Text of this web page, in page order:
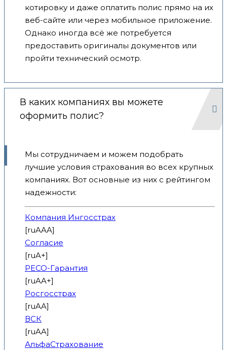
котировку и даже оплатить полис прямо на их
веб-сайте или через мобильное приложение.
Однако иногда всё же потребуется
предоставить оригиналы документов или
пройти технический осмотр.
В каких компаниях вы можете
оформить полис?
Мы сотрудничаем и можем подобрать
лучшие условия страхования во всех крупных
компаниях. Вот основные из них с рейтингом
надежности:
Компания Ингосстрах
[ruAAA]
Согласие
[ruA+]
РЕСО-Гарантия
[ruAA+]
Росгосстрах
[ruAA]
ВСК
[ruAA]
АльфаСтрахование